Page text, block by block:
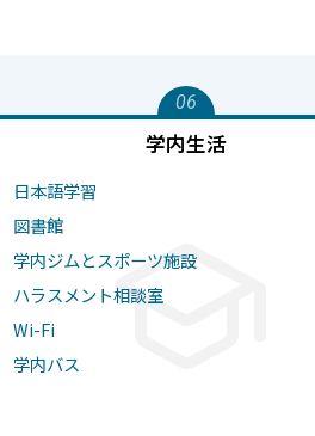
06
学内生活
日本語学習
図書館
学内ジムとスポーツ施設
ハラスメント相談室
Wi-Fi
学内バス